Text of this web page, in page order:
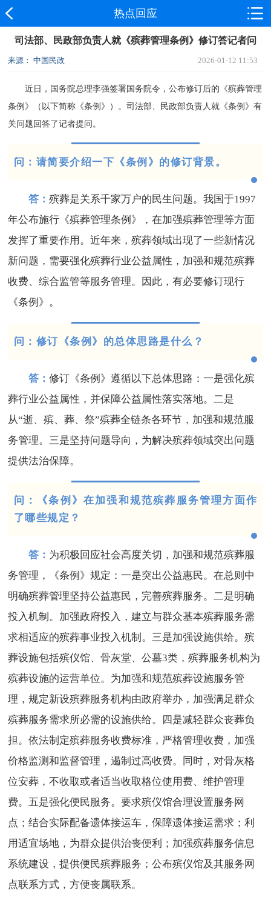
热点回应
司法部、民政部负责人就《殡葬管理条例》修订答记者问
来源： 中国民政 2026-01-12 11:53
近日，国务院总理李强签署国务院令，公布修订后的《殡葬管理
条例》（以下简称《条例》）。司法部、民政部负责人就《条例》有
关问题回答了记者提问。
问：请简要介绍一下《条例》的修订背景。
答： 殡葬是关系千家万户的民生问题。我国于1997
年公布施行《殡葬管理条例》，在加强殡葬管理等方面
发挥了重要作用。近年来，殡葬领域出现了一些新情况
新问题，需要强化殡葬行业公益属性，加强和规范殡葬
收费、综合监管等服务管理。因此，有必要修订现行
《条例》。
问：修订《条例》的总体思路是什么？
答： 修订《条例》遵循以下总体思路：一是强化殡
葬行业公益属性，并保障公益属性落实落地。二是
从“逝、殡、葬、祭”殡葬全链条各环节，加强和规范服
务管理。三是坚持问题导向，为解决殡葬领域突出问题
提供法治保障。
问：《条例》在加强和规范殡葬服务管理方面作
了哪些规定？
答： 为积极回应社会高度关切，加强和规范殡葬服
务管理，《条例》规定：一是突出公益惠民。在总则中
明确殡葬管理坚持公益惠民，完善殡葬服务。二是明确
投入机制。加强政府投入，建立与群众基本殡葬服务需
求相适应的殡葬事业投入机制。三是加强设施供给。殡
葬设施包括殡仪馆、骨灰堂、公墓3类，殡葬服务机构为
殡葬设施的运营单位。为加强和规范殡葬设施服务管
理，规定新设殡葬服务机构由政府举办，加强满足群众
殡葬服务需求所必需的设施供给。四是减轻群众丧葬负
担。依法制定殡葬服务收费标准，严格管理收费，加强
价格监测和监督管理，遏制过高收费。同时，对骨灰格
位安葬，不收取或者适当收取格位使用费、维护管理
费。五是强化便民服务。要求殡仪馆合理设置服务网
点；结合实际配备遗体接运车，保障遗体接运需求；利
用适宜场地，为群众提供治丧便利；加强殡葬服务信息
系统建设，提供便民殡葬服务；公布殡仪馆及其服务网
点联系方式，方便丧属联系。